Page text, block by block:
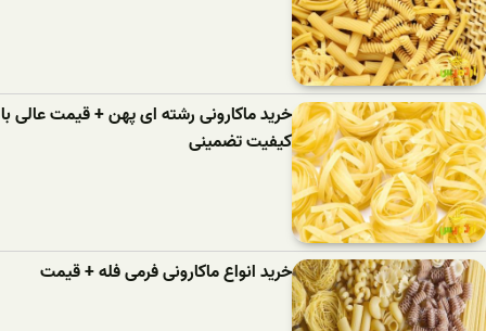
خرید ماکارونی رشته ای پهن + قیمت عالی با
کیفیت تضمینی
خرید انواع ماکارونی فرمی فله + قیمت